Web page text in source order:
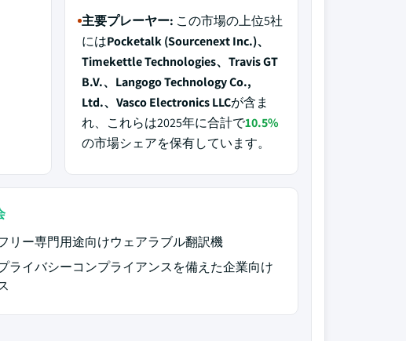
主要プレーヤー: この市場の上位5社
にはPocketalk (Sourcenext Inc.)、
Timekettle Technologies、Travis GT
B.V.、Langogo Technology Co.,
Ltd.、Vasco Electronics LLCが含ま
れ、これらは2025年に合計で10.5%
の市場シェアを保有しています。
リー専門用途向けウェアラブル翻訳機
ライバシーコンプライアンスを備えた企業向け